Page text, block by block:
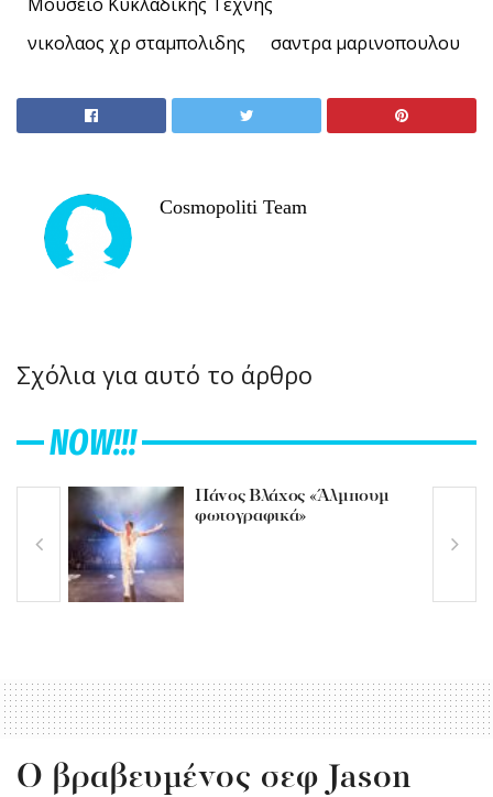
νικολαος χρ σταμπολιδης
σαντρα μαρινοπουλου
Cosmopoliti Team
Σχόλια για αυτό το άρθρο
NOW!!!
Πάνος Βλάχος «Άλμπουμ
φωτογραφικά»
Ο βραβευμένος σεφ Jason